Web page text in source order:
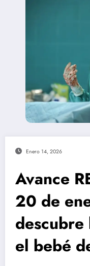
Enero 14, 2026
Avance
20 de
el bebé